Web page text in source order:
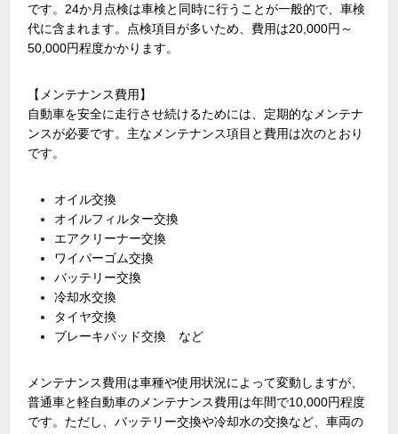
です。24か月点検は車検と同時に行うことが一般的で、車検
代に含まれます。点検項目が多いため、費用は20,000円～
50,000円程度かかります。
【メンテナンス費用】
自動車を安全に走行させ続けるためには、定期的なメンテナ
ンスが必要です。主なメンテナンス項目と費用は次のとおり
です。
オイル交換
オイルフィルター交換
エアクリーナー交換
ワイパーゴム交換
バッテリー交換
冷却水交換
タイヤ交換
ブレーキパッド交換 など
メンテナンス費用は車種や使用状況によって変動しますが、
普通車と軽自動車のメンテナンス費用は年間で10,000円程度
です。ただし、バッテリー交換や冷却水の交換など、車両の